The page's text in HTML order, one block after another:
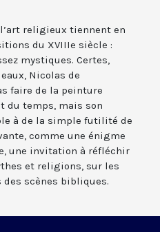
religieux tiennent en
du XVIIIe siècle :
mystiques. Certes,
Nicolas de
faire de la peinture
du temps, mais son
à de la simple futilité de
comme une énigme
une invitation à réfléchir
et religions, sur les
scènes bibliques.